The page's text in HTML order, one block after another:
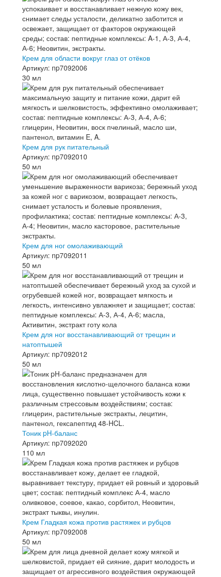
Крем для области вокруг глаз от отёков
Артикул: np7092006
30 мл
Крем для рук питательный
Артикул: np7092010
50 мл
Крем для ног омолаживающий
Артикул: np7092011
50 мл
Крем для ног восстанавливающий от трещин и
натоптышей
Артикул: np7092012
50 мл
Тоник pH-баланс
Артикул: np7092020
110 мл
Крем Гладкая кожа против растяжек и рубцов
Артикул: np7092008
50 мл